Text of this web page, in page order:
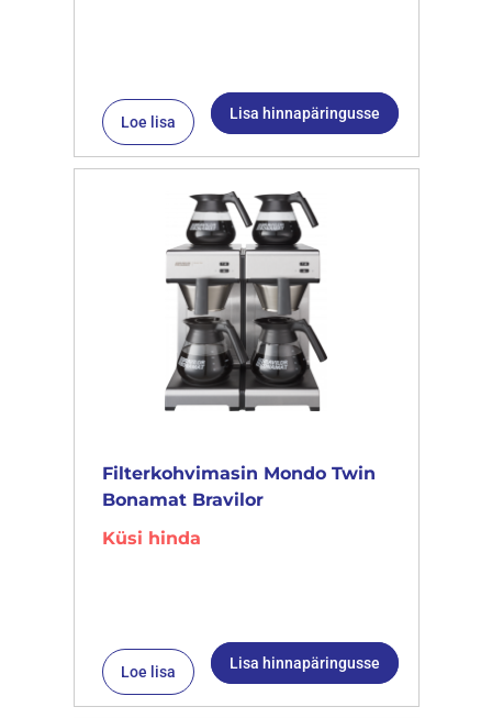
Loe lisa Lisa hinnapäringusse
Filterkohvimasin Mondo Twin
Bonamat Bravilor
Küsi hinda
Loe lisa Lisa hinnapäringusse